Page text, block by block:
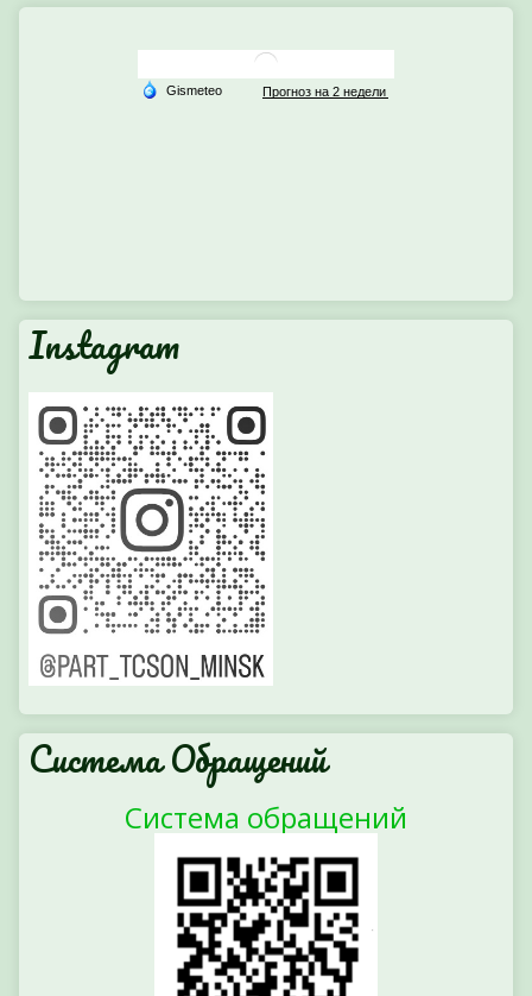
Instagram
Система Обращений
Система обращений